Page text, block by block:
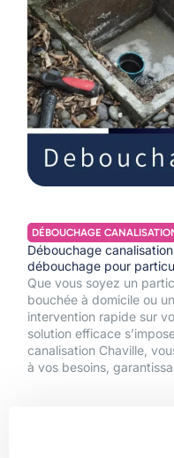
DÉBOUCHAGE
Débouchage
débouchage pour
Que vous soyez un
bouchée à domicile ou
intervention rapide sur
solution efficace
canalisation Chaville,
à vos besoins,